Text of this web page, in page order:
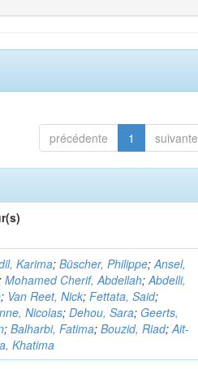
précédente 1 suivante
Karima;Büscher, Philippe;Ansel,
Mohamed Cherif, Abdellah;Abdelli,
; Van Reet, Nick;Fettata, Said;
Nicolas;Dehou, Sara; Geerts,
;Balharbi, Fatima;Bouzid, Riad;Ait-
Khatima